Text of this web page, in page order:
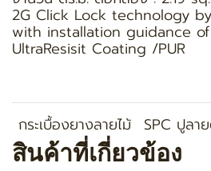
2G Click Lock technology
with installation guidance of
UltraResisit Coating /PUR
กระเบื้องยางลายไม้ SPC ปูลา
สินค้าที่เกี่ยวข้อง